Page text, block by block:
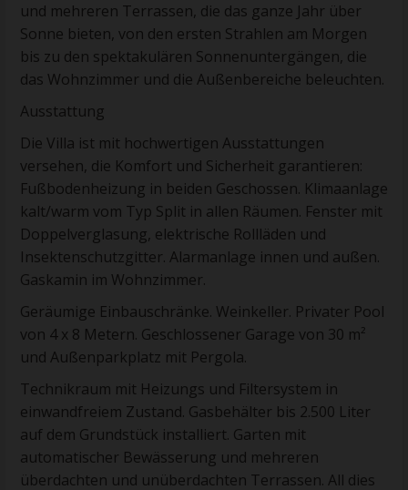
und mehreren Terrassen, die das ganze Jahr über
Sonne bieten, von den ersten Strahlen am Morgen
bis zu den spektakulären Sonnenuntergängen, die
das Wohnzimmer und die Außenbereiche beleuchten.
Ausstattung
Die Villa ist mit hochwertigen Ausstattungen
versehen, die Komfort und Sicherheit garantieren:
Fußbodenheizung in beiden Geschossen. Klimaanlage
kalt/warm vom Typ Split in allen Räumen. Fenster mit
Doppelverglasung, elektrische Rollläden und
Insektenschutzgitter. Alarmanlage innen und außen.
Gaskamin im Wohnzimmer.
Geräumige Einbauschränke. Weinkeller. Privater Pool
von 4 x 8 Metern. Geschlossener Garage von 30 m²
und Außenparkplatz mit Pergola.
Technikraum mit Heizungs und Filtersystem in
einwandfreiem Zustand. Gasbehälter bis 2.500 Liter
auf dem Grundstück installiert. Garten mit
automatischer Bewässerung und mehreren
überdachten und unüberdachten Terrassen. All dies